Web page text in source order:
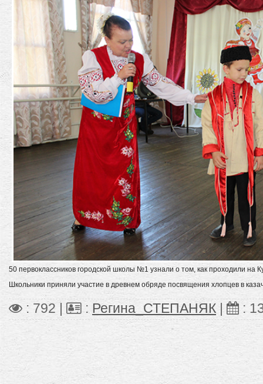
50 первоклассников городской школы №1 узнали о том, как проходили на
Школьники приняли участие в древнем обряде посвящения хлопцев в
: 792 | : Регина_СТЕПАНЯК :